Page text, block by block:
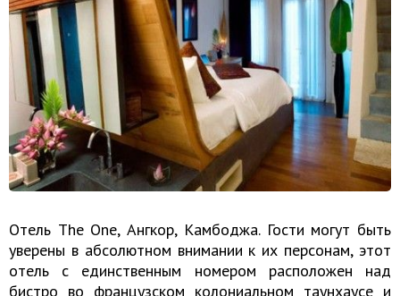
Отель The One, Ангкор, Камбоджа. Гости могут быть
уверены в абсолютном внимании к их персонам, этот
отель с единственным номером расположен над
бистро во французском колониальном таунхаусе и